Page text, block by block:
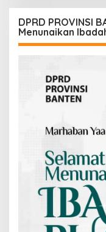
DPRD PROVINSI
Menunaikan